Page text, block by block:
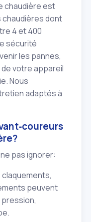
chaudière est
chaudières dont
4 et 400
sécurité
les pannes,
votre appareil
Nous
adaptés à
pas ignorer:
claquements,
peuvent